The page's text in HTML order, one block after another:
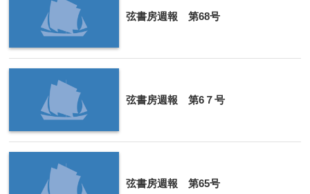
弦書房週報 第68号
弦書房週報 第6７号
弦書房週報 第65号